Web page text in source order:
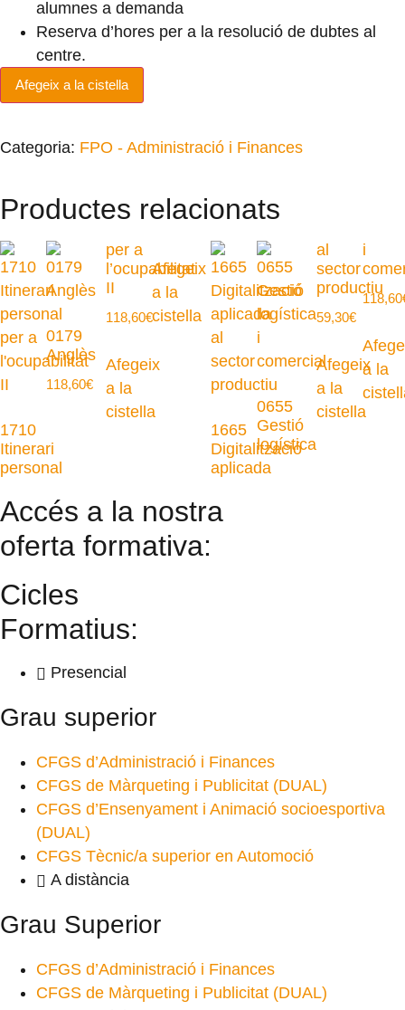
alumnes a demanda
Reserva d’hores per a la resolució de dubtes al
centre.
Afegeix a la cistella
Categoria: FPO - Administració i Finances
Productes relacionats
1710
Itinerari
personal
per a
l’ocupabilitat
II
118,60€
Afegeix
a la
cistella
0179
Anglès
118,60€
Afegeix
a la
cistella
1665
Digitalització
aplicada
al
sector
productiu
59,30€
Afegeix
a la
cistella
0655
Gestió
logística
i
118,60
a la
Accés a la nostra
oferta formativa:
Cicles
Formatius:
Presencial
Grau superior
CFGS d’Administració i Finances
CFGS de Màrqueting i Publicitat (DUAL)
CFGS d’Ensenyament i Animació socioesportiva
(DUAL)
CFGS Tècnic/a superior en Automoció
A distància
Grau Superior
CFGS d’Administració i Finances
CFGS de Màrqueting i Publicitat (DUAL)